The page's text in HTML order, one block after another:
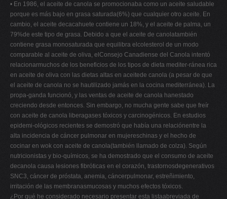
• En 1986, el aceite de canola se promocionaba como un aceite saludable
porque es más bajo en grasa saturada(6%) que cualquier otro aceite. En
cambio, el aceite decacahuete contiene un 18%, y el aceite de palma, un
79%de este tipo de grasa. Debido a que el aceite de canolatambién
contiene grasa monosaturada que equilibra elcolesterol de un modo
comparable al aceite de oliva, elConsejo Canadiense del Canola intentó
relacionarmuchos de los beneficios de los tipos de dieta mediter-ránea rica
en aceite de oliva con las dietas altas en aceitede canola (a pesar de que
el aceite de canola no se hautilizado jamás en la cocina mediterránea). La
propa-ganda funcionó, y las ventas de aceite de canola hanestado
creciendo desde entonces. Sin embargo, no mucha gente sabe que freír
con aceite de canola liberagases tóxicos y carcinogénicos. En estudios
epidemi-ológicos recientes se demostró que había una relaciónentre la
alta incidencia de cáncer pulmonar en mujereschinas y el hecho de
cocinar en wok con aceite de canola(también llamado de colza). Según
nutricionistas y bio-químicos, se ha demostrado que el consumo de aceite
decanola causa lesiones fibróticas en el corazón, trastornosdegenerativos
SNC3, cáncer de próstata, anemia, cáncerpulmonar, estreñimiento,
irritación de las membranasmucosas y muchos efectos tóxicos.
¿Por qué he considerado necesario presentar esta listaabreviada de